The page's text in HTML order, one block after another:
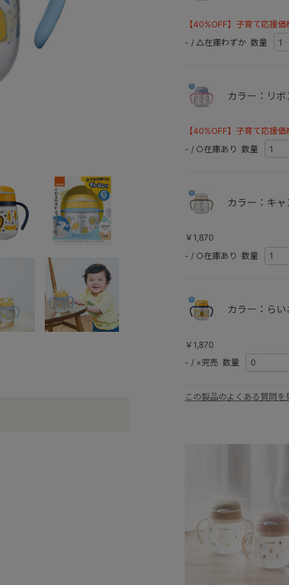
【40%OFF】子育て応援価
- / △在庫わずか 数量
カラー：リボ
【40%OFF】子育て応援価
- / ○在庫あり 数量
カラー：キャ
￥1,870
- / ○在庫あり 数量
カラー：らい
￥1,870
- / ×完売 数量
この製品のよくある質問を